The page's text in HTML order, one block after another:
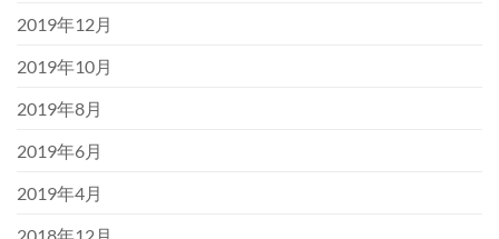
2019年12月
2019年10月
2019年8月
2019年6月
2019年4月